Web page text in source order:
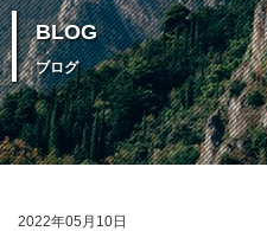
BLOG
ブログ
2022年05月10日